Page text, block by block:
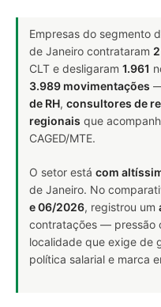
Empresas do segmento
de Janeiro contrataram
CLT e desligaram 1.961
3.989 movimentações
de RH, consultores de
regionais que
CAGED/MTE.
O setor está com
de Janeiro. No
e 06/2026, registrou um
contratações — pressão
localidade que exige de
política salarial e marca